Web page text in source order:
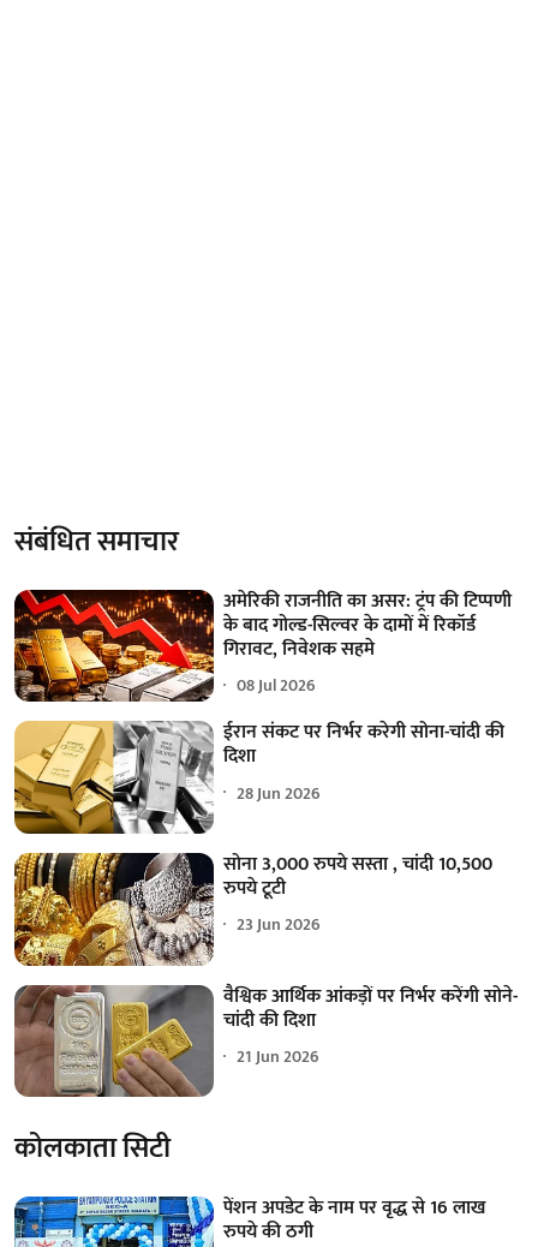
संबंधित समाचार
अमेरिकी राजनीति का असर: ट्रंप की टिप्पणी
के बाद गोल्ड-सिल्वर के दामों में रिकॉर्ड
गिरावट, निवेशक सहमे
08 Jul 2026
ईरान संकट पर निर्भर करेगी सोना-चांदी की
दिशा
28 Jun 2026
सोना 3,000 रुपये सस्ता , चांदी 10,500
रुपये टूटी
23 Jun 2026
वैश्विक आर्थिक आंकड़ों पर निर्भर करेंगी सोने-
चांदी की दिशा
21 Jun 2026
कोलकाता सिटी
पेंशन अपडेट के नाम पर वृद्ध से 16 लाख
रुपये की ठगी